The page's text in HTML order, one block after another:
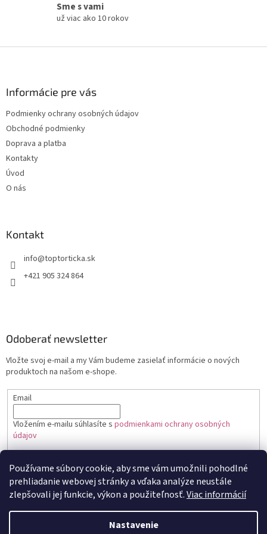
Používame súbory cookie, aby sme vám umožnili pohodlné
prehliadanie webovej stránky a vďaka analýze neustále
zlepšovali jej funkcie, výkon a použiteľnosť.Viac informácií
Nastavenie
Sme s vami
už viac ako 10 rokov
Informácie pre vás
Podmienky ochrany osobných údajov
Obchodné podmienky
Doprava a platba
Kontakty
Úvod
O nás
Kontakt
+421 905 324 864
Odoberať newsletter
Vložte svoj e-mail a my Vám budeme zasielať informácie o nových
produktoch na našom e-shope.
Email
Vložením e-mailu súhlasíte s podmienkami ochrany osobných
údajov
PRIHLÁSIŤ SA